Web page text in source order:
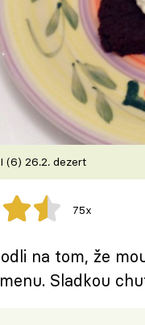
(6) 26.2. dezert
75x
na tom, že
Sladkou